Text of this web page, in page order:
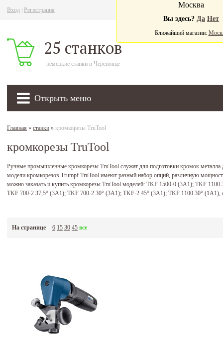
Вход Регистрация
25 станков
немецкие станки в Череповце
Открыть меню
Москва
Вы здесь? Да Нет
Ближайший магазин:
Главная » станки » кромкорезы TruTool
кромкорезы TruTool
Ручные промышленные кромкорезы TruTool служат для подготовки кромок металла
модели кромкорезов Trumpf TruTool имеют разный набор опций, различную
можно заказать и купить кромкорезы TruTool моделей: TKF 1500-0 (3A1); TKF
TKF 700-2 37,5° (3A1); TKF 700-2 30° (3A1); TKF-2 45° (3A1); TKF 1100 30° (1A1),
На странице 6 15 30 45 все